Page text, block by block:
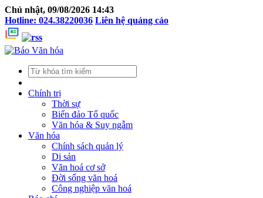
Chủ nhật, 09/08/2026 14:43
Hotline: 024.38220036 Liên hệ quảng cáo
Chính trị
Thời sự
Biển đảo Tổ quốc
Văn hóa & Suy ngẫm
Văn hóa
Chính sách quản lý
Di sản
Văn hoá cơ sở
Đời sống văn hoá
Công nghiệp văn hoá